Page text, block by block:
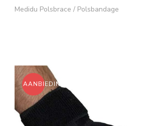
Medidu Polsbrace / Polsbandage
AANBIEDING!